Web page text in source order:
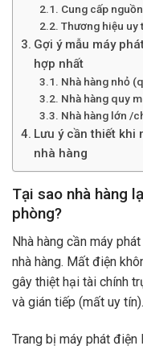
Cung cấp
Thương hiệu uy
Gợi ý mẫu máy
hợp nhất
Nhà hàng nhỏ
Nhà hàng quy
Nhà hàng lớn /
Lưu ý cần thiết khi
nhà hàng
Tại sao nhà hàng
phòng?
Nhà hàng cần máy
nhà hàng. Mất điện
gây thiệt hại tài chính
và gián tiếp (mất uy tín).
Trang bị máy phát